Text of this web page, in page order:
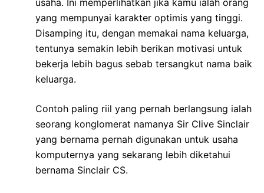
usaha. Ini memperlihatkan jika kamu ialah orang
yang mempunyai karakter optimis yang tinggi.
Disamping itu, dengan memakai nama keluarga,
tentunya semakin lebih berikan motivasi untuk
bekerja lebih bagus sebab tersangkut nama baik
keluarga.
Contoh paling riil yang pernah berlangsung ialah
seorang konglomerat namanya Sir Clive Sinclair
yang bernama pernah digunakan untuk usaha
komputernya yang sekarang lebih diketahui
bernama Sinclair CS.